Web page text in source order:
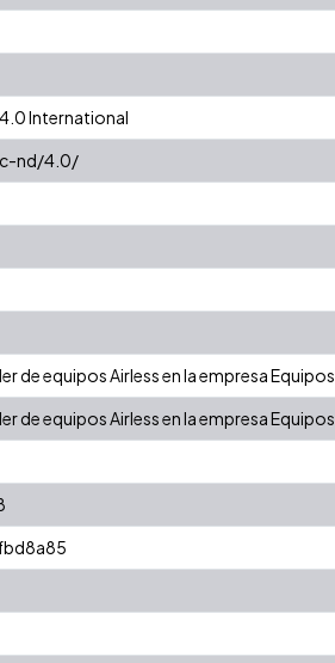
International
nd/4.0/
de equipos Airless en la empresa
de equipos Airless en la empresa